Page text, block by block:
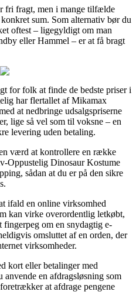
fri fragt, men i mange tilfælde
sum. Som alternativ bør du
oftest – ligegyldigt om man
eller Hammel – er at få bragt
for folk at finde de bedste priser i
har flertallet af Mikamax
at nedbringe udsalgspriserne
lige så vel som til voksne – en
levering uden betaling.
værd at kontrollere en række
Oppustelig Dinosaur Kostume
sådan at du er på den sikre
ifald en online virksomhed
kan virke overordentlig letkøbt,
fingerpeg om en snydagtig e-
omsluttet af en orden, der
virksomheder.
kort eller betalinger med
en afdragsløsning som
at afdrage pengene